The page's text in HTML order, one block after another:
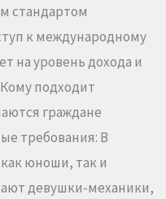
стандартом
к международному
на уровень дохода и
подходит
граждане
требования: В
юноши, так и
девушки-механики,